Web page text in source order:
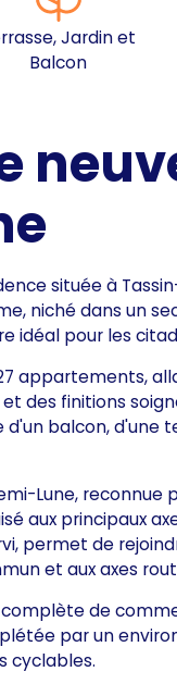
Jardin et
Balcon
située à
niché dans un
idéal pour les
appartements,
des finitions
d'un balcon, d'une
Lune, reconnue
aux principaux
permet de
et aux axes
de
par un
cyclables.